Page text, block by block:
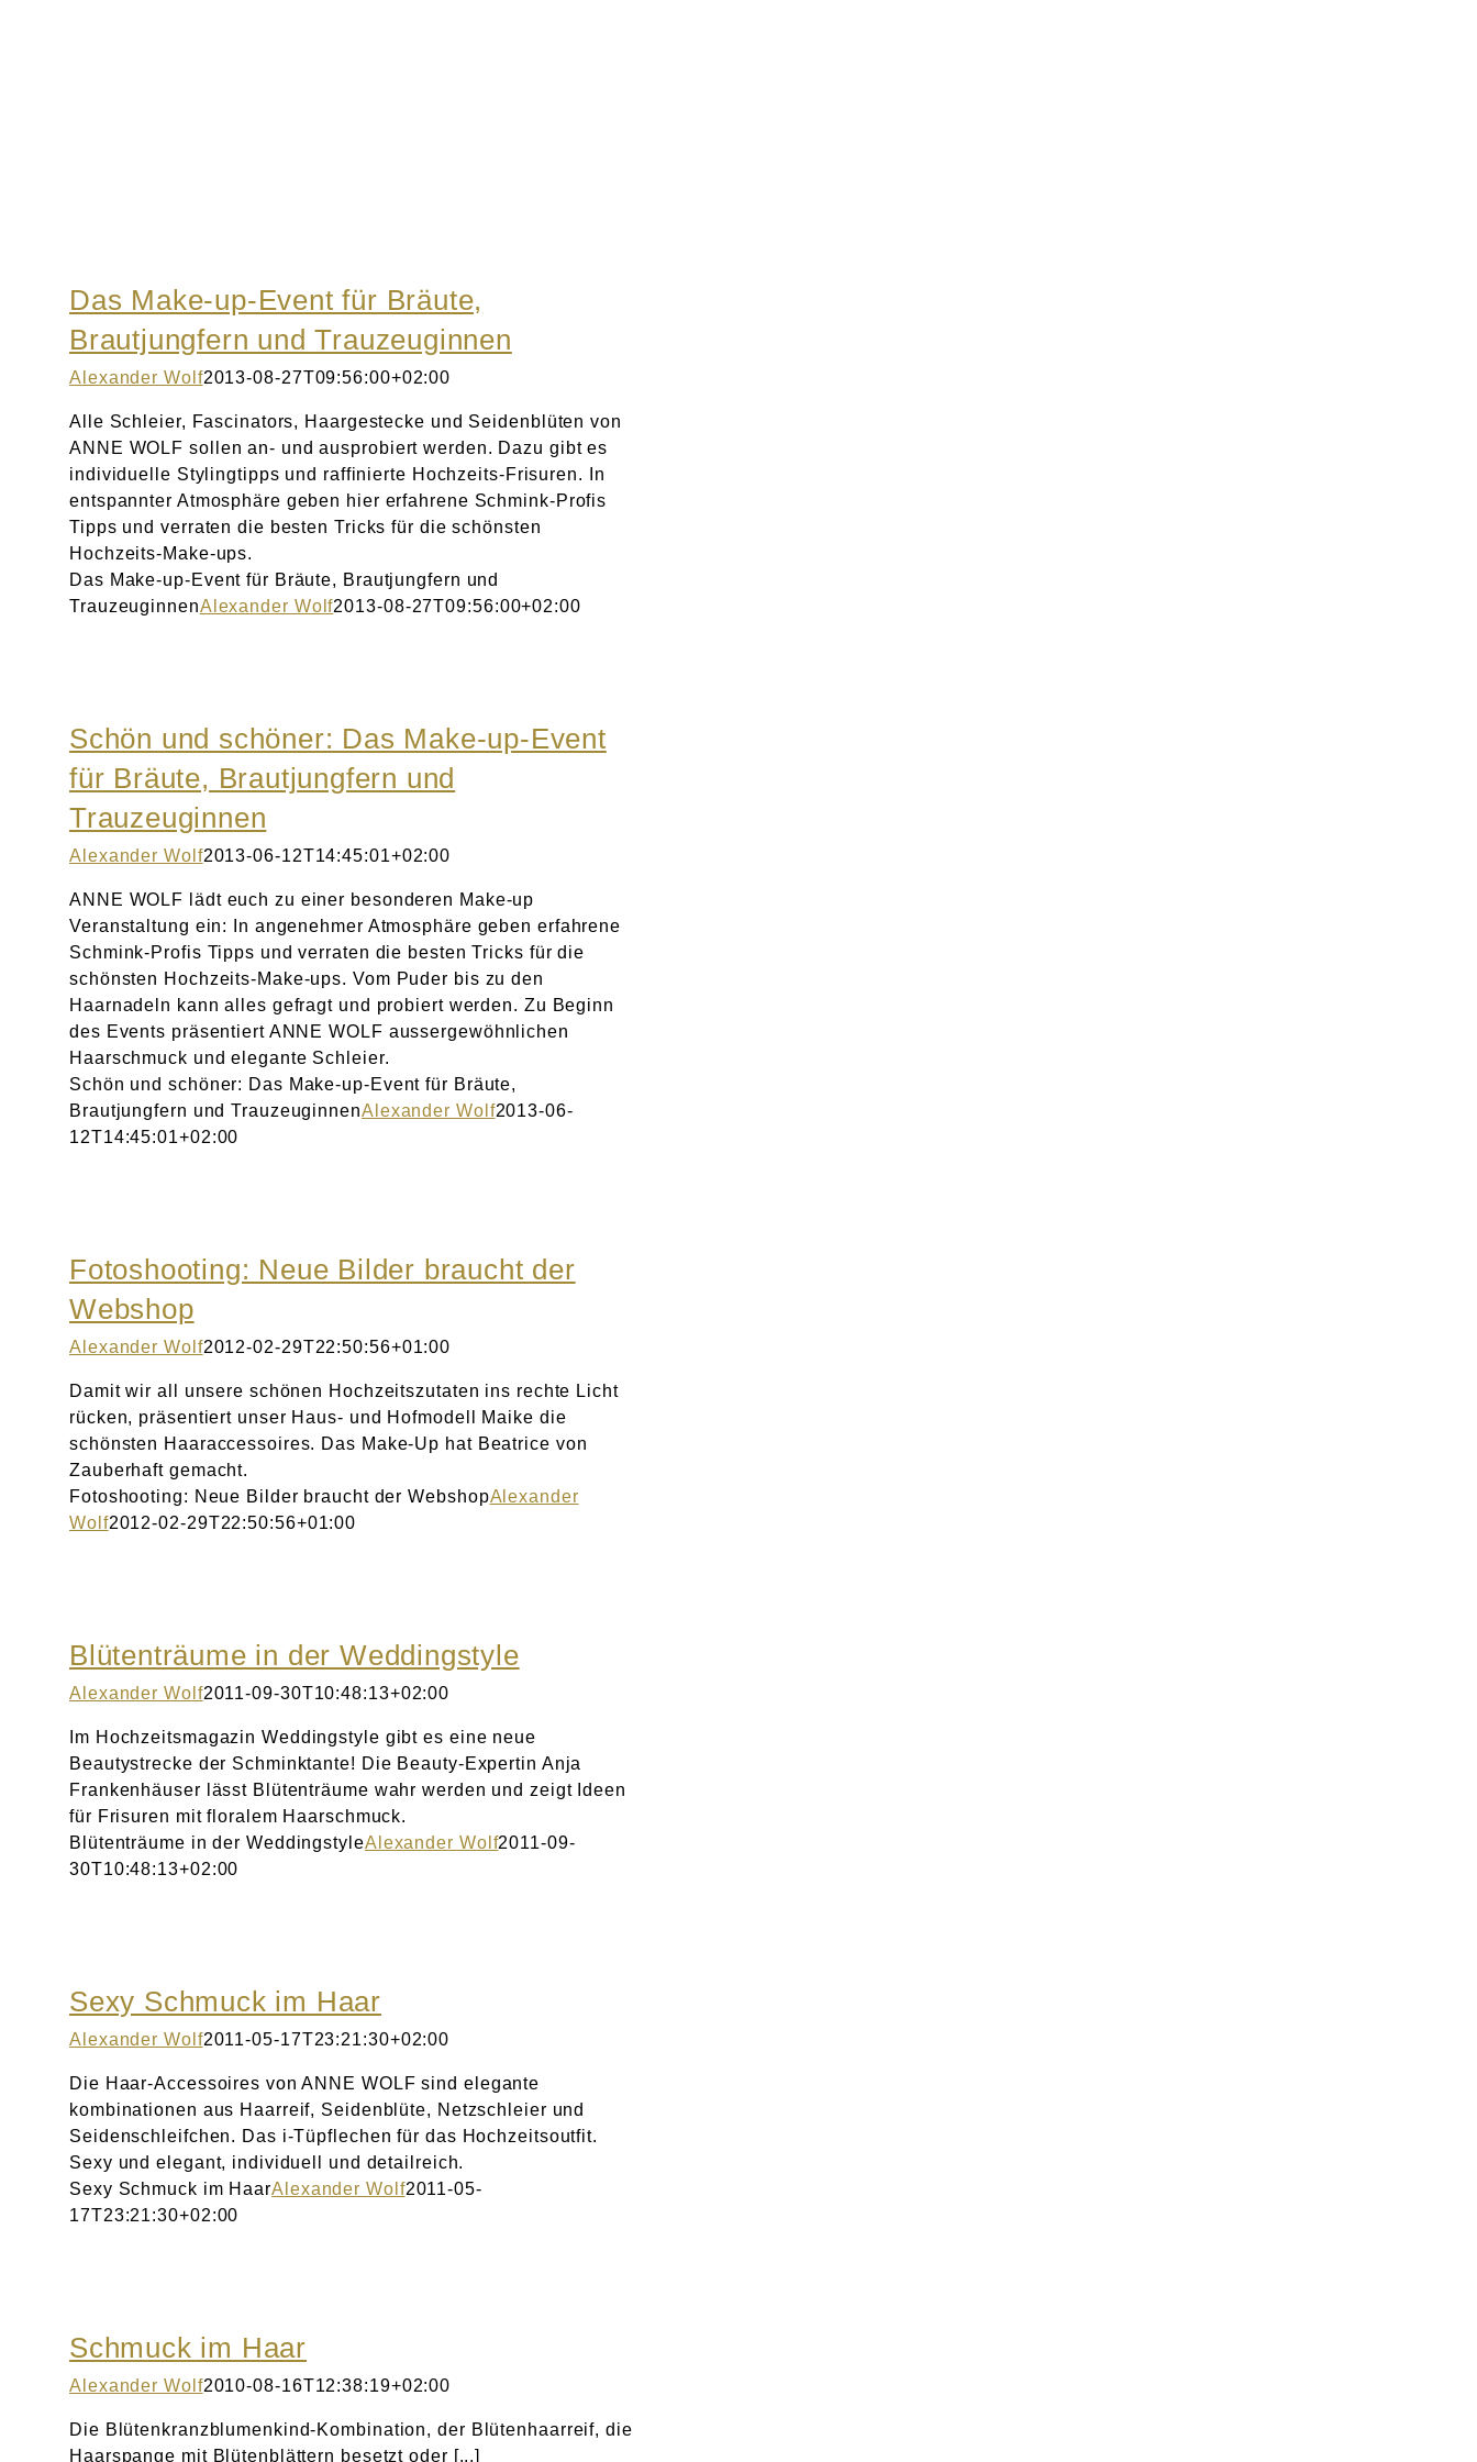
Das Make-up-Event für Bräute,
Brautjungfern und Trauzeuginnen
Alexander Wolf2013-08-27T09:56:00+02:00
Alle Schleier, Fascinators, Haargestecke und Seidenblüten von
ANNE WOLF sollen an- und ausprobiert werden. Dazu gibt es
individuelle Stylingtipps und raffinierte Hochzeits-Frisuren. In
entspannter Atmosphäre geben hier erfahrene Schmink-Profis
Tipps und verraten die besten Tricks für die schönsten
Hochzeits-Make-ups.
Das Make-up-Event für Bräute, Brautjungfern und
TrauzeuginnenAlexander Wolf2013-08-27T09:56:00+02:00
Schön und schöner: Das Make-up-Event
für Bräute, Brautjungfern und
Trauzeuginnen
Alexander Wolf2013-06-12T14:45:01+02:00
ANNE WOLF lädt euch zu einer besonderen Make-up
Veranstaltung ein: In angenehmer Atmosphäre geben erfahrene
Schmink-Profis Tipps und verraten die besten Tricks für die
schönsten Hochzeits-Make-ups. Vom Puder bis zu den
Haarnadeln kann alles gefragt und probiert werden. Zu Beginn
des Events präsentiert ANNE WOLF aussergewöhnlichen
Haarschmuck und elegante Schleier.
Schön und schöner: Das Make-up-Event für Bräute,
Brautjungfern und TrauzeuginnenAlexander Wolf2013-06-
12T14:45:01+02:00
Fotoshooting: Neue Bilder braucht der
Webshop
Alexander Wolf2012-02-29T22:50:56+01:00
Damit wir all unsere schönen Hochzeitszutaten ins rechte Licht
rücken, präsentiert unser Haus- und Hofmodell Maike die
schönsten Haaraccessoires. Das Make-Up hat Beatrice von
Zauberhaft gemacht.
Fotoshooting: Neue Bilder braucht der WebshopAlexander
Wolf2012-02-29T22:50:56+01:00
Blütenträume in der Weddingstyle
Alexander Wolf2011-09-30T10:48:13+02:00
Im Hochzeitsmagazin Weddingstyle gibt es eine neue
Beautystrecke der Schminktante! Die Beauty-Expertin Anja
Frankenhäuser lässt Blütenträume wahr werden und zeigt Ideen
für Frisuren mit floralem Haarschmuck.
Blütenträume in der WeddingstyleAlexander Wolf2011-09-
30T10:48:13+02:00
Sexy Schmuck im Haar
Alexander Wolf2011-05-17T23:21:30+02:00
Die Haar-Accessoires von ANNE WOLF sind elegante
kombinationen aus Haarreif, Seidenblüte, Netzschleier und
Seidenschleifchen. Das i-Tüpflechen für das Hochzeitsoutfit.
Sexy und elegant, individuell und detailreich.
Sexy Schmuck im HaarAlexander Wolf2011-05-
17T23:21:30+02:00
Schmuck im Haar
Alexander Wolf2010-08-16T12:38:19+02:00
Die Blütenkranzblumenkind-Kombination, der Blütenhaarreif, die
Haarspange mit Blütenblättern besetzt oder [...]